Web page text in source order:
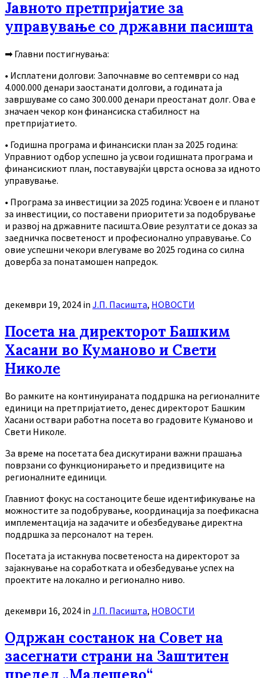
Јавното претпријатие за
управување со државни пасишта
➡ Главни постигнувања:
• Исплатени долгови: Започнавме во септември со над
4.000.000 денари заостанати долгови, а годината ја
завршуваме со само 300.000 денари преостанат долг. Ова е
значаен чекор кон финансиска стабилност на
претпријатието.
• Годишна програма и финансиски план за 2025 година:
Управниот одбор успешно ја усвои годишната програма и
финансискиот план, поставувајќи цврста основа за идното
управување.
• Програма за инвестиции за 2025 година: Усвоен е и планот
за инвестиции, со поставени приоритети за подобрување
и развој на државните пасишта.Овие резултати се доказ за
заедничка посветеност и професионално управување. Со
овие успешни чекори влегуваме во 2025 година со силна
доверба за понатамошен напредок.
декември 19, 2024 in Ј.П. Пасишта, НОВОСТИ
Посета на директорот Башким
Хасани во Куманово и Свети
Николе
Во рамките на континуираната поддршка на регионалните
единици на претпријатието, денес директорот Башким
Хасани оствари работна посета во градовите Куманово и
Свети Николе.
За време на посетата беа дискутирани важни прашања
поврзани со функционирањето и предизвиците на
регионалните единици.
Главниот фокус на состаноците беше идентификување на
можностите за подобрување, координација за поефикасна
имплементација на задачите и обезбедување директна
поддршка за персоналот на терен.
Посетата ја истакнува посветеноста на директорот за
зајакнување на соработката и обезбедување успех на
проектите на локално и регионално ниво.
декември 16, 2024 in Ј.П. Пасишта, НОВОСТИ
Одржан состанок на Совет на
засегнати страни на Заштитен